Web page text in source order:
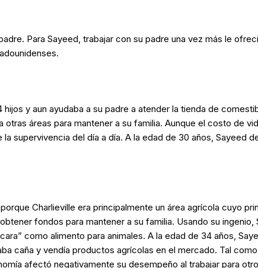
Para Sayeed, trabajar con su padre una vez más le
y aun ayudaba a su padre a atender la tienda de
áreas para mantener a su familia. Aunque el costo de
supervivencia del día a día. A la edad de 30 años, Sayeed
Charlieville era principalmente un área agrícola cuyo
fondos para mantener a su familia. Usando su ingenio,
como alimento para animales. A la edad de 34 años,
caña y vendía productos agrícolas en el mercado. Tal
afectó negativamente su desempeño al trabajar para